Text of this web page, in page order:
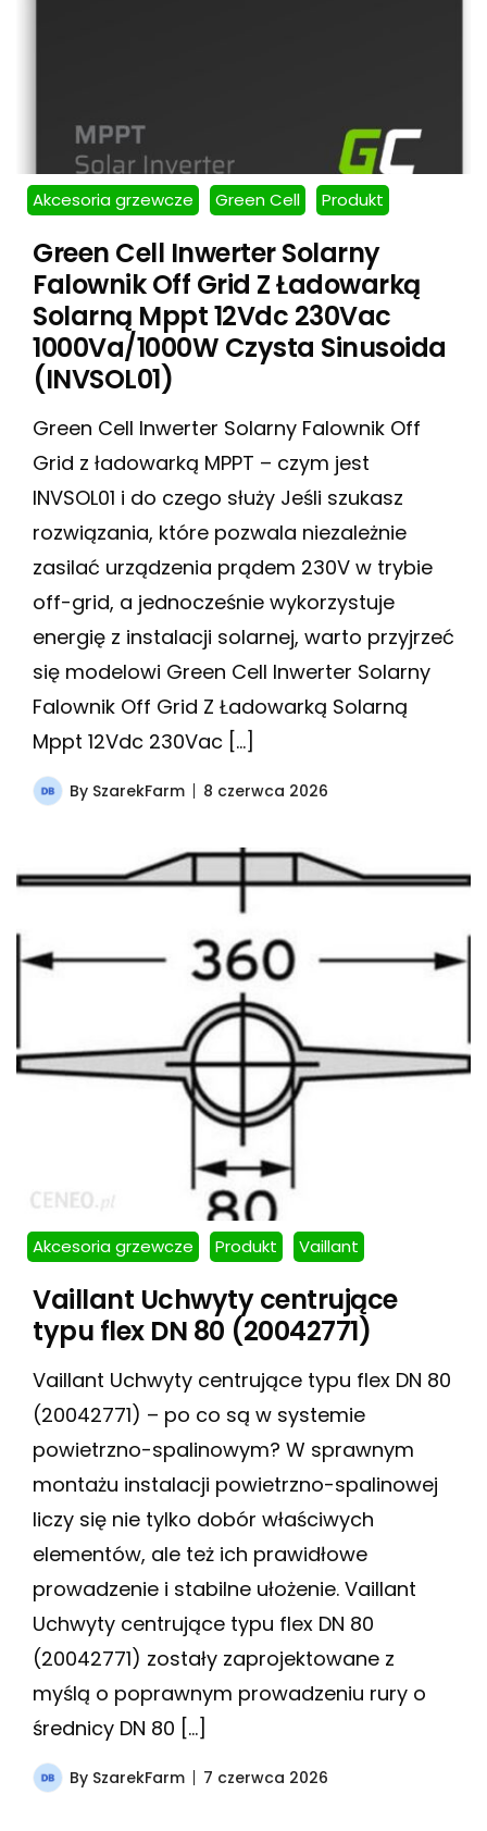
Akcesoria grzewcze Green Cell Produkt
Green Cell Inwerter Solarny
Falownik Off Grid Z Ładowarką
Solarną Mppt 12Vdc 230Vac
1000Va/1000W Czysta Sinusoida
(INVSOL01)
Green Cell Inwerter Solarny Falownik Off
Grid z ładowarką MPPT – czym jest
INVSOL01 i do czego służy Jeśli szukasz
rozwiązania, które pozwala niezależnie
zasilać urządzenia prądem 230V w trybie
off-grid, a jednocześnie wykorzystuje
energię z instalacji solarnej, warto przyjrzeć
się modelowi Green Cell Inwerter Solarny
Falownik Off Grid Z Ładowarką Solarną
Mppt 12Vdc 230Vac […]
By SzarekFarm 8 czerwca 2026
Akcesoria grzewcze Produkt Vaillant
Vaillant Uchwyty centrujące
typu flex DN 80 (20042771)
Vaillant Uchwyty centrujące typu flex DN 80
(20042771) – po co są w systemie
powietrzno-spalinowym? W sprawnym
montażu instalacji powietrzno-spalinowej
liczy się nie tylko dobór właściwych
elementów, ale też ich prawidłowe
prowadzenie i stabilne ułożenie. Vaillant
Uchwyty centrujące typu flex DN 80
(20042771) zostały zaprojektowane z
myślą o poprawnym prowadzeniu rury o
średnicy DN 80 […]
By SzarekFarm 7 czerwca 2026